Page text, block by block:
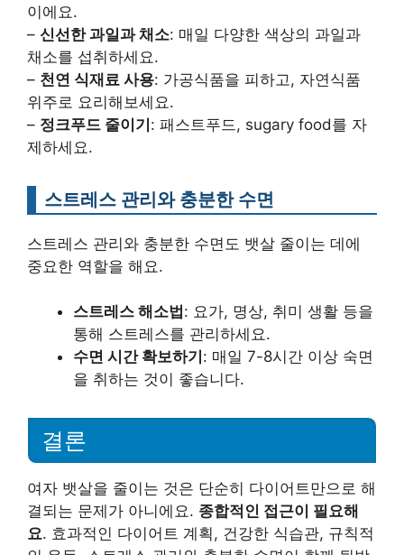
이에요.
– 신선한 과일과 채소: 매일 다양한 색상의 과일과
채소를 섭취하세요.
– 천연 식재료 사용: 가공식품을 피하고, 자연식품
위주로 요리해보세요.
– 정크푸드 줄이기: 패스트푸드, sugary food를 자
제하세요.
스트레스 관리와 충분한 수면
스트레스 관리와 충분한 수면도 뱃살 줄이는 데에
중요한 역할을 해요.
스트레스 해소법 : 요가, 명상, 취미 생활 등을
통해 스트레스를 관리하세요.
수면 시간 확보하기 : 매일 7-8시간 이상 숙면
을 취하는 것이 좋습니다.
결론
여자 뱃살을 줄이는 것은 단순히 다이어트만으로 해
결되는 문제가 아니에요. 종합적인 접근이 필요해
요. 효과적인 다이어트 계획, 건강한 식습관, 규칙적